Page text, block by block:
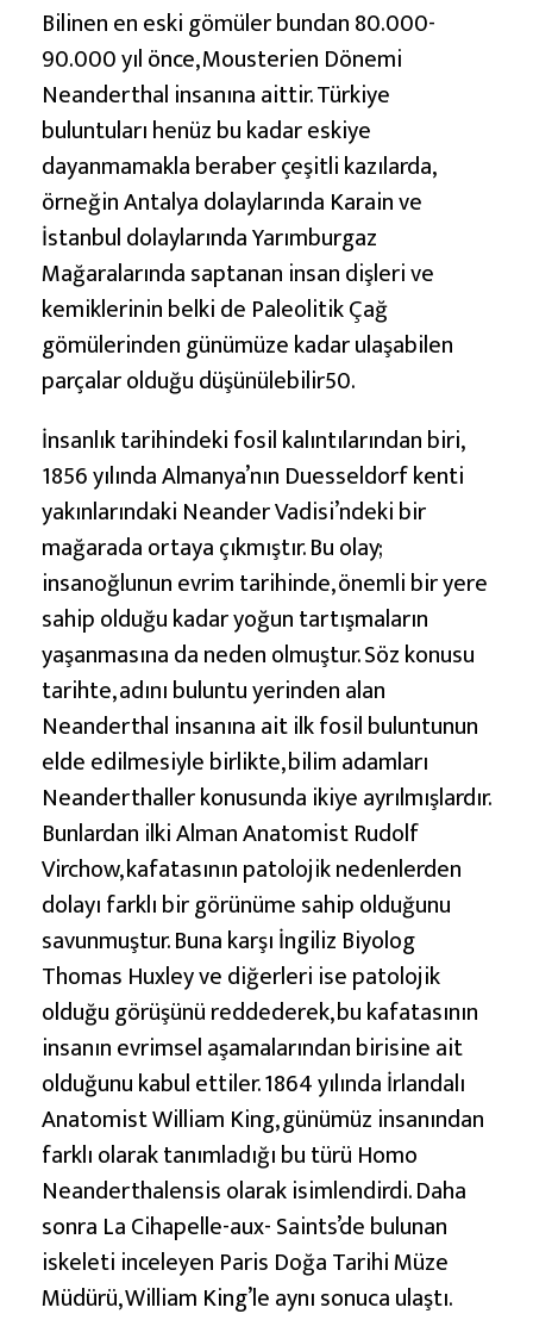
a
r
ç
e
ş
i
t
l
e
r
i
Bilinen en eski gömüler bundan 80.000-
90.000 yıl önce, Mousterien Dönemi
Neanderthal insanına aittir. Türkiye
buluntuları henüz bu kadar eskiye
dayanmamakla beraber çeşitli kazılarda,
örneğin Antalya dolaylarında Karain ve
İstanbul dolaylarında Yarımburgaz
Mağaralarında saptanan insan dişleri ve
kemiklerinin belki de Paleolitik Çağ
gömülerinden günümüze kadar ulaşabilen
parçalar olduğu düşünülebilir50.
İnsanlık tarihindeki fosil kalıntılarından biri,
1856 yılında Almanya’nın Duesseldorf kenti
yakınlarındaki Neander Vadisi’ndeki bir
mağarada ortaya çıkmıştır. Bu olay;
insanoğlunun evrim tarihinde, önemli bir yere
sahip olduğu kadar yoğun tartışmaların
yaşanmasına da neden olmuştur. Söz konusu
tarihte, adını buluntu yerinden alan
Neanderthal insanına ait ilk fosil buluntunun
elde edilmesiyle birlikte, bilim adamları
Neanderthaller konusunda ikiye ayrılmışlardır.
Bunlardan ilki Alman Anatomist Rudolf
Virchow, kafatasının patolojik nedenlerden
dolayı farklı bir görünüme sahip olduğunu
savunmuştur. Buna karşı İngiliz Biyolog
Thomas Huxley ve diğerleri ise patolojik
olduğu görüşünü reddederek, bu kafatasının
insanın evrimsel aşamalarından birisine ait
olduğunu kabul ettiler. 1864 yılında İrlandalı
Anatomist William King, günümüz insanından
farklı olarak tanımladığı bu türü Homo
Neanderthalensis olarak isimlendirdi. Daha
sonra La Cihapelle-aux- Saints’de bulunan
iskeleti inceleyen Paris Doğa Tarihi Müze
Müdürü, William King’le aynı sonuca ulaştı.